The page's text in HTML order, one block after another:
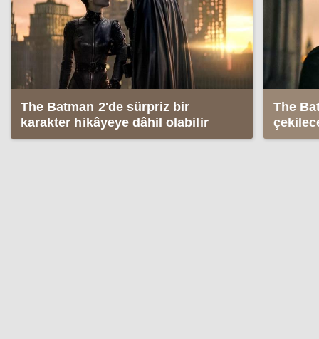
The Batman 2'de sürpriz bir
karakter hikâyeye dâhil olabilir
The